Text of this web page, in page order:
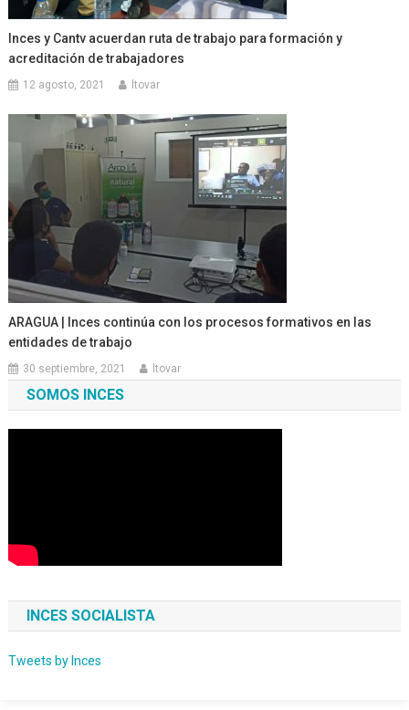
Inces y Cantv acuerdan ruta de trabajo para formación y
acreditación de trabajadores
12 agosto, 2021 ltovar
ARAGUA | Inces continúa con los procesos formativos en las
entidades de trabajo
30 septiembre, 2021 ltovar
SOMOS INCES
INCES SOCIALISTA
Tweets by Inces